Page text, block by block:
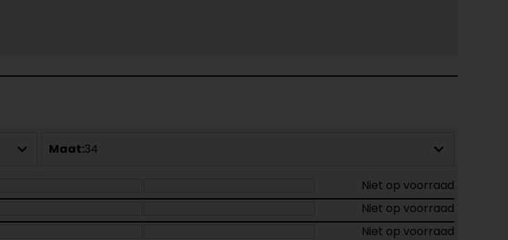
Maat:34
Niet op voorraad
Niet op voorraad
Niet op voorraad